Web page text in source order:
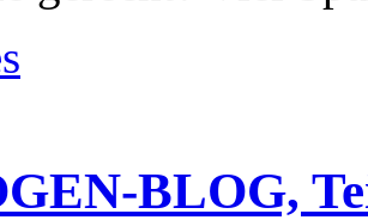
BLOG,